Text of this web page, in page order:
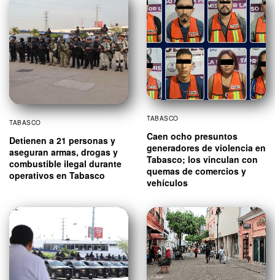
TABASCO
Detienen a 21 personas y
aseguran armas, drogas y
combustible ilegal durante
operativos en Tabasco
TABASCO
Caen ocho presuntos
generadores de violencia en
Tabasco; los vinculan con
quemas de comercios y
vehículos